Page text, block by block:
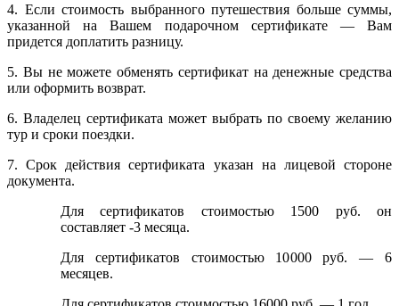
4. Если стоимость выбранного путешествия больше суммы,
указанной на Вашем подарочном сертификате — Вам
придется доплатить разницу.
5. Вы не можете обменять сертификат на денежные средства
или оформить возврат.
6. Владелец сертификата может выбрать по своему желанию
тур и сроки поездки.
7. Срок действия сертификата указан на лицевой стороне
документа.
Для сертификатов стоимостью 1500 руб. он
составляет -3 месяца.
Для сертификатов стоимостью 10000 руб. — 6
месяцев.